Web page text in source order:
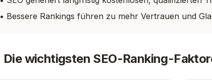
• Bessere Rankings führen zu mehr Vertrauen und
Die wichtigsten SEO-Ranking-